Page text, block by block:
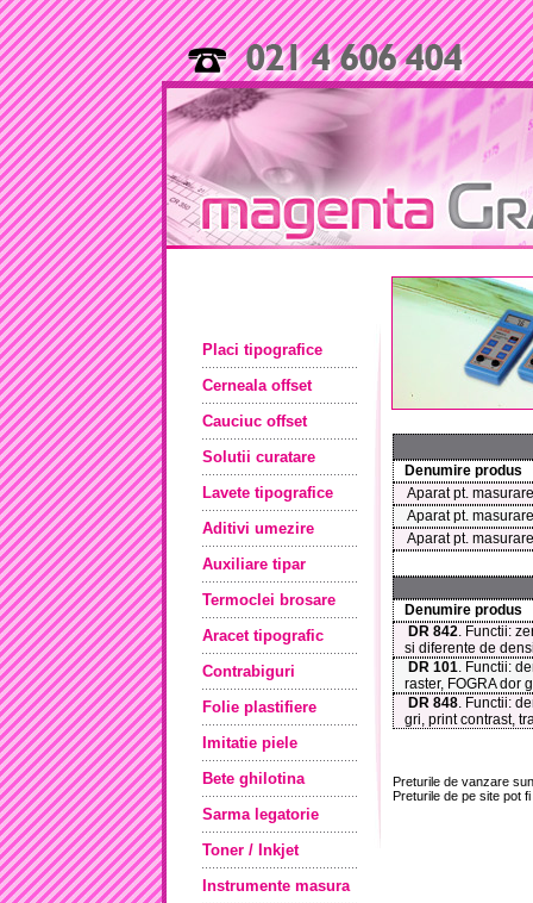
Placi tipografice
Cerneala offset
Cauciuc offset
Solutii curatare
Lavete tipografice
Aditivi umezire
Auxiliare tipar
Termoclei brosare
Aracet tipografic
Contrabiguri
Folie plastifiere
Imitatie piele
Bete ghilotina
Sarma legatorie
Toner / Inkjet
Instrumente masura
Denumire produs
Aparat pt.
Aparat pt.
Aparat pt.
Denumire produs
DR 842. Functii:
si diferente de
DR 101. Functii:
raster, FOGRA dor
DR 848. Functii:
gri, print contrast,
Preturile de vanzare
Preturile de pe site pot